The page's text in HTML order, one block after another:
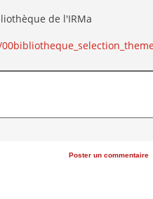
de l'IRMa
Poster un commentaire